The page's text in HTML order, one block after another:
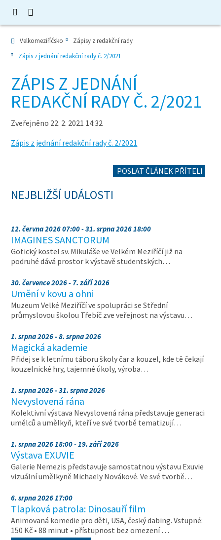
Velkomeziříčsko
Zápisy z redakční rady
Zápis z jednání redakční rady č. 2/2021
ZÁPIS Z JEDNÁNÍ
REDAKČNÍ RADY Č. 2/2021
Zveřejněno 22. 2. 2021 14:32
Zápis z jednání redakční rady č. 2/2021
POSLAT ČLÁNEK PŘÍTELI
NEJBLIŽŠÍ UDÁLOSTI
12. června 2026 07:00 - 31. srpna 2026 18:00
IMAGINES SANCTORUM
Gotický kostel sv. Mikuláše ve Velkém Meziříčí již na
podruhé dává prostor k výstavě studentských…
30. července 2026 - 7. září 2026
Umění v kovu a ohni
Muzeum Velké Meziříčí ve spolupráci se Střední
průmyslovou školou Třebíč zve veřejnost na výstavu…
1. srpna 2026 - 8. srpna 2026
Magická akademie
Přidej se k letnímu táboru školy čar a kouzel, kde tě čekají
kouzelnické hry, tajemné úkoly, výroba…
1. srpna 2026 - 31. srpna 2026
Nevyslovená rána
Kolektivní výstava Nevyslovená rána představuje generaci
umělců a umělkyň, kteří ve své tvorbě tematizují…
1. srpna 2026 18:00 - 19. září 2026
Výstava EXUVIE
Galerie Nemezis představuje samostatnou výstavu Exuvie
vizuální umělkyně Michaely Novákové. Ve své tvorbě…
6. srpna 2026 17:00
Tlapková patrola: Dinosauří film
Animovaná komedie pro děti, USA, český dabing. Vstupné:
150 Kč • 88 minut • přístupnost bez omezení …